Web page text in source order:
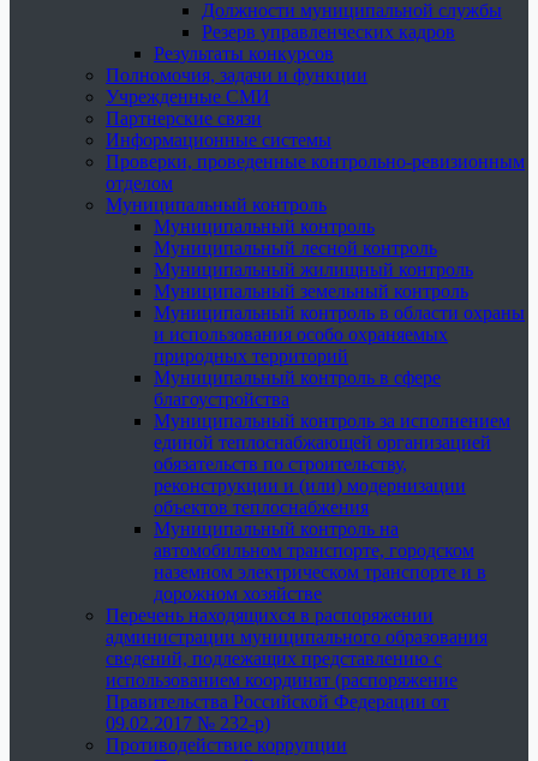
Должности муниципальной службы
Резерв управленческих кадров
Результаты конкурсов
Полномочия, задачи и функции
Учрежденные СМИ
Партнерские связи
Информационные системы
Проверки, проведенные контрольно-ревизионным
отделом
Муниципальный контроль
Муниципальный контроль
Муниципальный лесной контроль
Муниципальный жилищный контроль
Муниципальный земельный контроль
Муниципальный контроль в области охраны
и использования особо охраняемых
природных территорий
Муниципальный контроль в сфере
благоустройства
Муниципальный контроль за исполнением
единой теплоснабжающей организацией
обязательств по строительству,
реконструкции и (или) модернизации
объектов теплоснабжения
Муниципальный контроль на
автомобильном транспорте, городском
наземном электрическом транспорте и в
дорожном хозяйстве
Перечень находящихся в распоряжении
администрации муниципального образования
сведений, подлежащих представлению с
использованием координат (распоряжение
Правительства Российской Федерации от
09.02.2017 № 232-р)
Противодействие коррупции